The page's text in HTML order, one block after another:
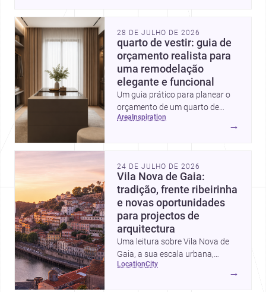
28 DE JULHO DE 2026
quarto de vestir: guia de
orçamento realista para
uma remodelação
elegante e funcional
Um guia prático para planear o
orçamento de um quarto de
vestir em Portugal, com
escondidas.
area inspiration
→
24 DE JULHO DE 2026
Vila Nova de Gaia:
tradição, frente ribeirinha
e novas oportunidades
para projectos de
arquitectura
Uma leitura sobre Vila Nova de
Gaia, a sua escala urbana,
património arquitectónico e
location city
→